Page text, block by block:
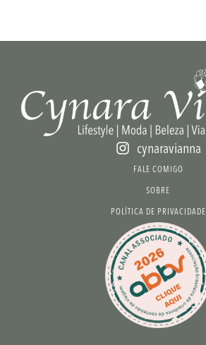
cynaravianna
FALE COMIGO
SOBRE
POLÍTICA DE PRIVACIDADE